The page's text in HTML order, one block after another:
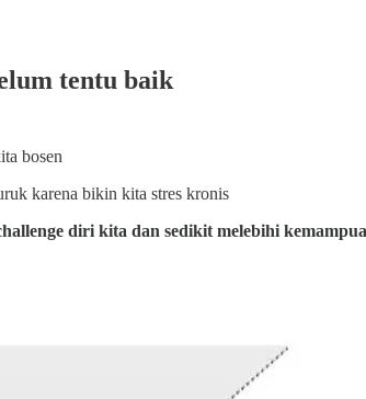
tentu baik
bosen
karena bikin kita stres kronis
diri kita dan sedikit melebihi